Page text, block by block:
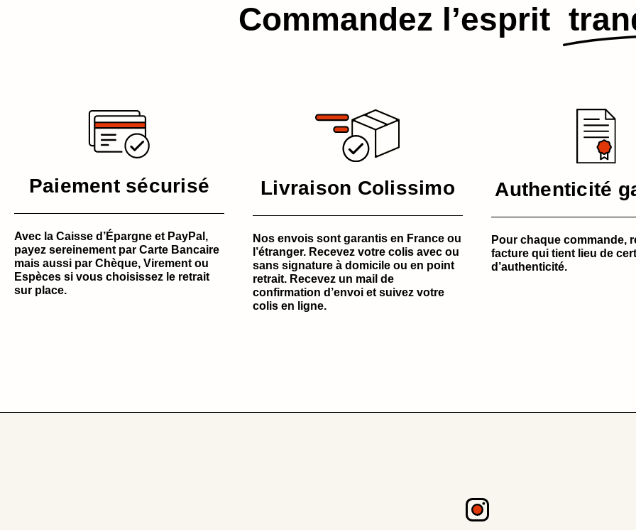
Commandez l’esprit​
Paiement sécurisé
Avec la Caisse d’Épargne et PayPal,
payez sereinement par Carte Bancaire
mais aussi par Chèque, Virement ou
Espèces si vous choisissez le retrait
sur place.
Livraison Colissimo
Nos envois sont garantis en France ou
l’étranger. Recevez votre colis avec ou
sans signature à domicile ou en point
retrait. Recevez un mail de
confirmation d’envoi et suivez votre
colis en ligne.
Authenticité
Pour chaque commande,
facture qui tient lieu de
d’authenticité.